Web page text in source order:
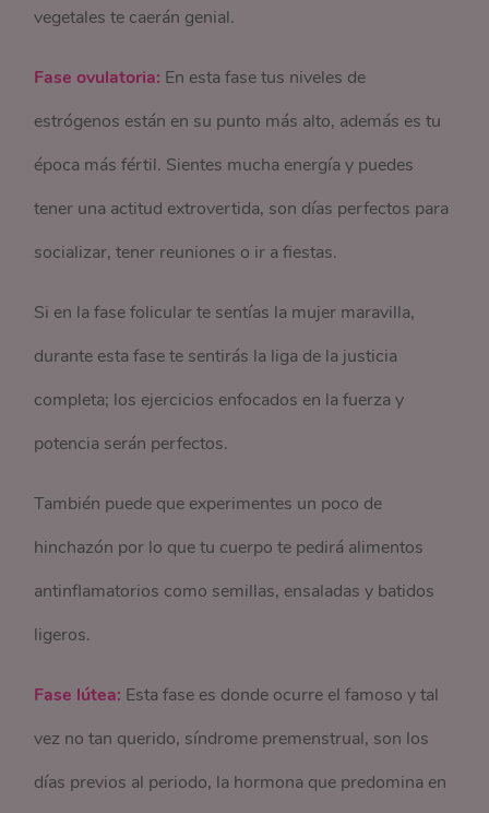
vegetales te caerán genial.
Fase ovulatoria: En esta fase tus niveles de
estrógenos están en su punto más alto, además es tu
época más fértil. Sientes mucha energía y puedes
tener una actitud extrovertida, son días perfectos para
socializar, tener reuniones o ir a fiestas.
Si en la fase folicular te sentías la mujer maravilla,
durante esta fase te sentirás la liga de la justicia
completa; los ejercicios enfocados en la fuerza y
potencia serán perfectos.
También puede que experimentes un poco de
hinchazón por lo que tu cuerpo te pedirá alimentos
antinflamatorios como semillas, ensaladas y batidos
ligeros.
Fase lútea: Esta fase es donde ocurre el famoso y tal
vez no tan querido, síndrome premenstrual, son los
días previos al periodo, la hormona que predomina en